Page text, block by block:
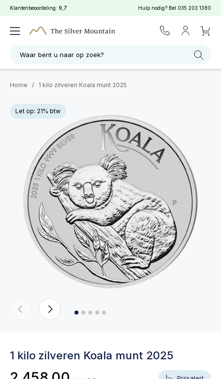
Klantenbeoordeling: 9,7 Hulp nodig? Bel 035 203 1380
Waar bent u naar op zoek?
Home / 1 kilo zilveren Koala munt 2025
Let op: 21% btw
1 kilo zilveren Koala munt 2025